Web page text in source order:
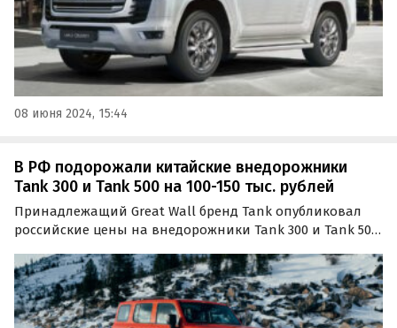
08 июня 2024, 15:44
В РФ подорожали китайские внедорожники
Tank 300 и Tank 500 на 100-150 тыс. рублей
Принадлежащий Great Wall бренд Tank опубликовал
российские цены на внедорожники Tank 300 и Tank 500
«прошлогодние» машины 2022 года производства они
выросли на 100-150 тыс. рублей или 1,8-3,7%, сообщает…